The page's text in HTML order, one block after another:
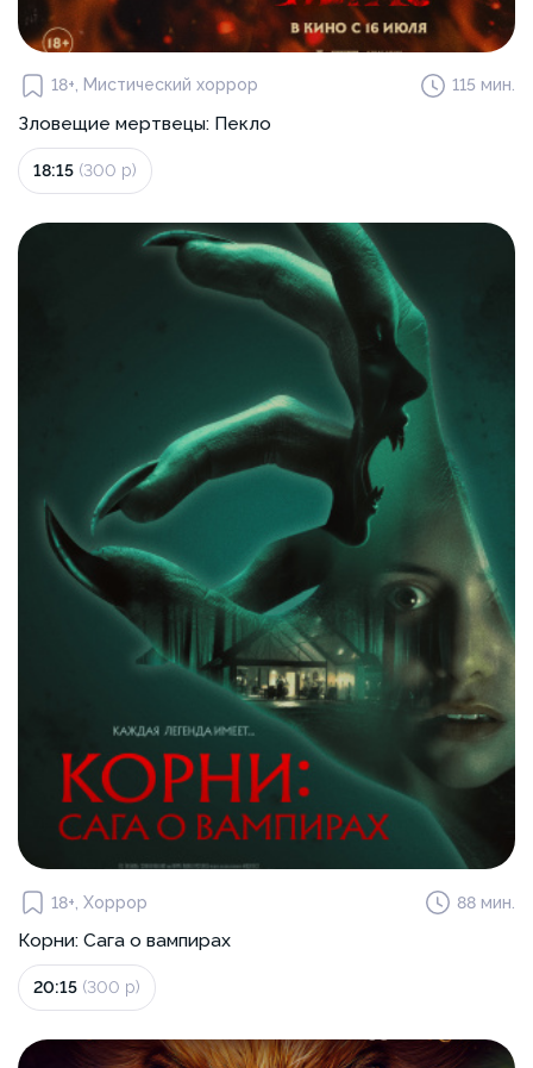
18+, Мистический хоррор 115 мин.
Зловещие мертвецы: Пекло
18:15 (300 р)
18+, Хоррор 88 мин.
Корни: Сага о вампирах
20:15 (300 р)